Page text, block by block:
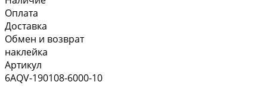
Оплата
Доставка
Обмен и возврат
наклейка
Артикул
6AQV-190108-6000-10